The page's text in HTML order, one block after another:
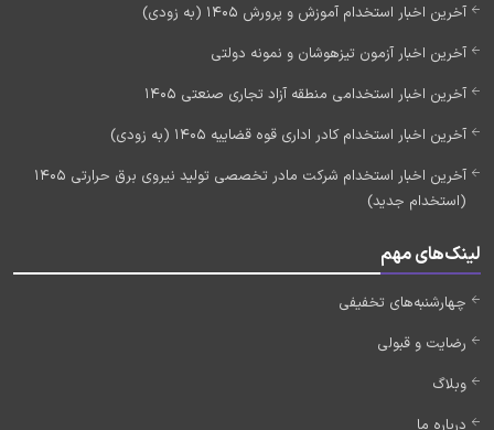
آخرین اخبار استخدام آموزش و پرورش 1405 (به زودی)
آخرین اخبار آزمون تیزهوشان و نمونه دولتی
آخرین اخبار استخدامی منطقه آزاد تجاری صنعتی 1405
آخرین اخبار استخدام کادر اداری قوه قضاییه 1405 (به زودی)
آخرین اخبار استخدام شرکت مادر تخصصی تولید نیروی برق حرارتی 1405
(استخدام جدید)
لینک‌های مهم
چهارشنبه‌های تخفیفی
رضایت و قبولی
وبلاگ
درباره ما